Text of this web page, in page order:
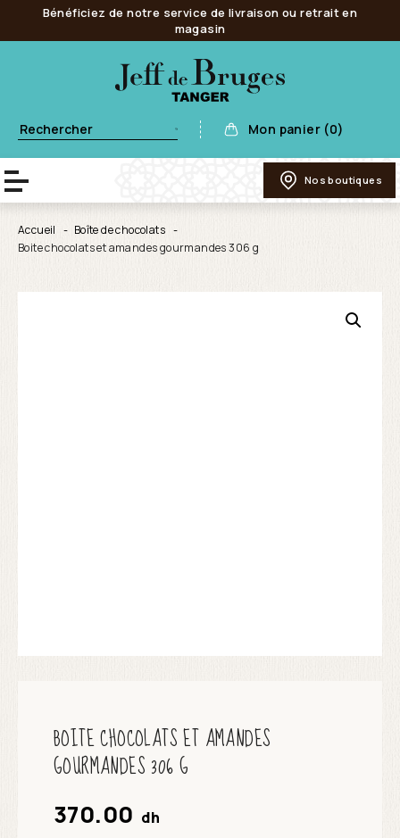
Bénéficiez de notre service de livraison ou retrait en
magasin
Mon panier (0)
Nos boutiques
Accueil
Boîte de chocolats
Boite chocolats et amandes gourmandes 306 g
BOITE CHOCOLATS ET AMANDES
GOURMANDES 306 G
370.00 dh